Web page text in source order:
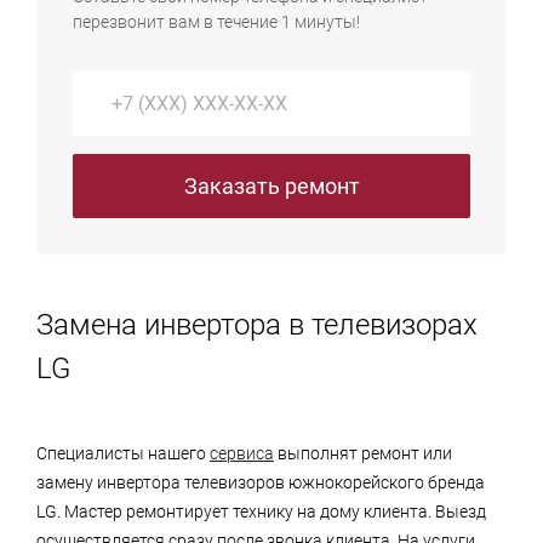
перезвонит вам в течение 1 минуты!
Заказать ремонт
Замена инвертора в телевизорах
LG
Специалисты нашегосервиса выполнят ремонт или
замену инвертора телевизоров южнокорейского бренда
LG. Мастер ремонтирует технику на дому клиента. Выезд